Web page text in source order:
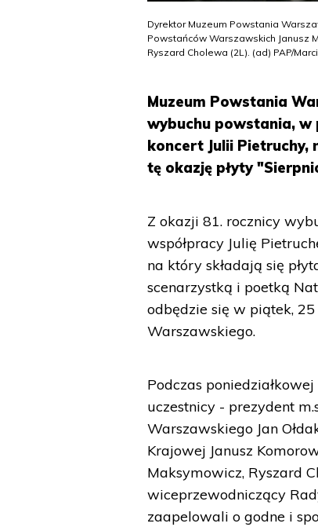
Dyrektor Muzeum Powstania
Powstańców Warszawskich Janusz
Ryszard Cholewa (2L). (ad) PAP/
Muzeum Powstania
wybuchu powstania,
koncert Julii Pietruchy,
tę okazję płyty
Z okazji 81. rocznicy
współpracy Julię
na który składają się
scenarzystką i poetką
odbędzie się w piątek,
Warszawskiego.
Podczas
uczestnicy - prezydent
Warszawskiego Jan
Krajowej Janusz
Maksymowicz, Ryszard
wiceprzewodniczący
zaapelowali o godne i